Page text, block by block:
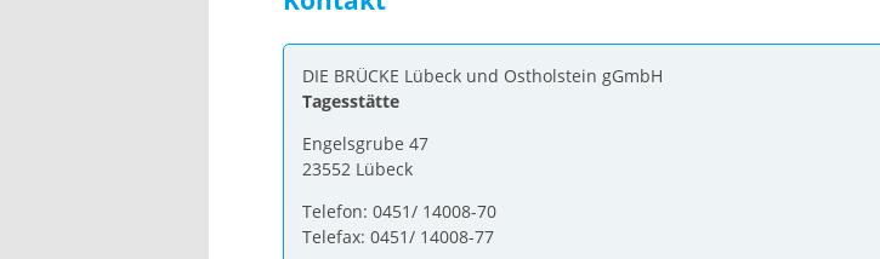
DIE BRÜCKE Lübeck und Ostholstein gGmbH
Tagesstätte
Engelsgrube 47
23552 Lübeck
Telefon: 0451/ 14008-70
Telefax: 0451/ 14008-77